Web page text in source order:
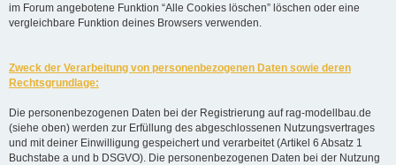
im Forum angebotene Funktion “Alle Cookies löschen” löschen oder eine
vergleichbare Funktion deines Browsers verwenden.
Zweck der Verarbeitung von personenbezogenen Daten sowie deren
Rechtsgrundlage:
Die personenbezogenen Daten bei der Registrierung auf rag-modellbau.de
(siehe oben) werden zur Erfüllung des abgeschlossenen Nutzungsvertrages
und mit deiner Einwilligung gespeichert und verarbeitet (Artikel 6 Absatz 1
Buchstabe a und b DSGVO). Die personenbezogenen Daten bei der Nutzung